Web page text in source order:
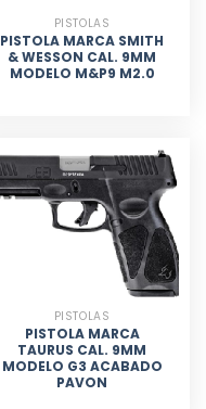
PISTOLAS
PISTOLA MARCA SMITH
& WESSON CAL. 9MM
MODELO M&P9 M2.0
PISTOLAS
PISTOLA MARCA
TAURUS CAL. 9MM
MODELO G3 ACABADO
PAVON